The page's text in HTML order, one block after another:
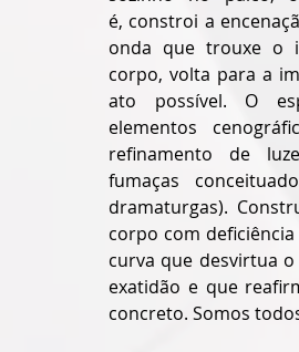
é, constroi a
onda que trouxe o
corpo, volta para a
ato possível. O
elementos
refinamento de
fumaças
dramaturgas).
corpo com
curva que desvirtua
exatidão e que
concreto. Somos